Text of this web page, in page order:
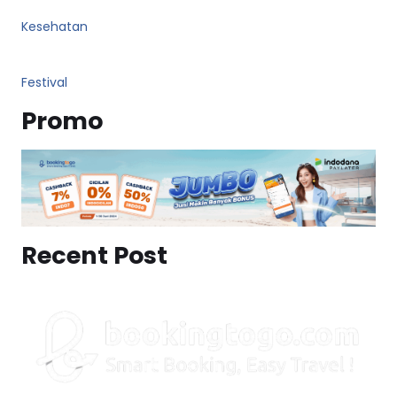
Kesehatan
Festival
Promo
Recent Post